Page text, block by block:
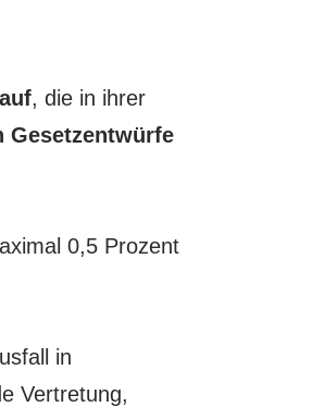
, die in ihrer
Gesetzentwürfe
0,5 Prozent
in
Vertretung,